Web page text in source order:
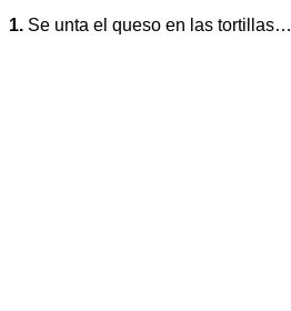
1. Se unta el queso en las tortillas…